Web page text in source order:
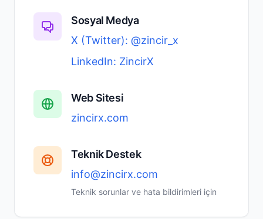
Sosyal Medya
X (Twitter): @zincir_x
LinkedIn: ZincirX
Web Sitesi
zincirx.com
Teknik Destek
info@zincirx.com
Teknik sorunlar ve hata bildirimleri için